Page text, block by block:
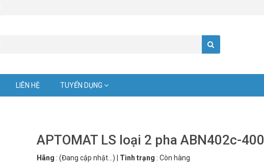
LIÊN HỆ TUYỂN DỤNG
APTOMAT LS loại 2 pha ABN402c-400
Hãng : (Đang cập nhật...) Tình trạng : Còn hàng